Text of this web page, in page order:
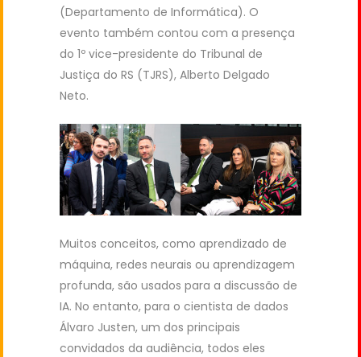
(Departamento de Informática). O
evento também contou com a presença
do 1º vice-presidente do Tribunal de
Justiça do RS (TJRS), Alberto Delgado
Neto.
Muitos conceitos, como aprendizado de
máquina, redes neurais ou aprendizagem
profunda, são usados para a discussão de
IA. No entanto, para o cientista de dados
Álvaro Justen, um dos principais
convidados da audiência, todos eles